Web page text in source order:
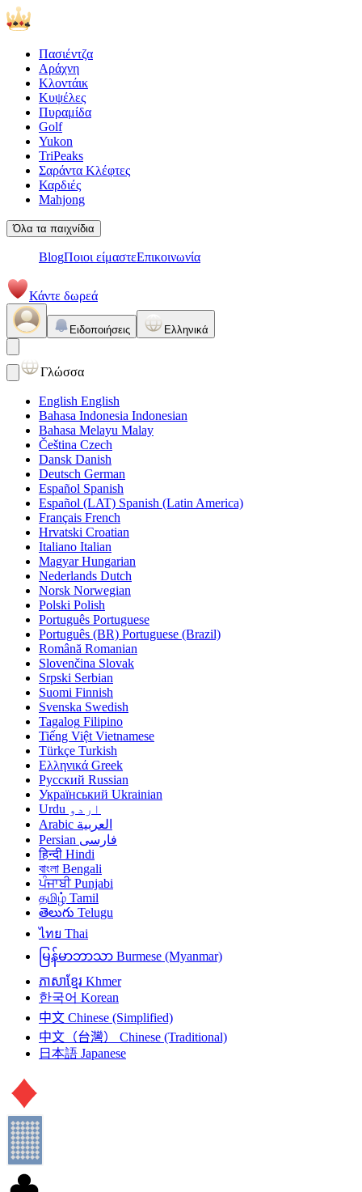
Πασιέντζα
Αράχνη
Κλοντάικ
Κυψέλες
Πυραμίδα
Golf
Yukon
TriPeaks
Σαράντα Κλέφτες
Καρδιές
Mahjong
Όλα τα παιχνίδια
BlogΠοιοι είμαστεΕπικοινωνία
Κάντε δωρεά
Ειδοποιήσεις Ελληνικά
Γλώσσα
English English
Bahasa Indonesia Indonesian
Bahasa Melayu Malay
Čeština Czech
Dansk Danish
Deutsch German
Español Spanish
Español (LAT) Spanish (Latin America)
Français French
Hrvatski Croatian
Italiano Italian
Magyar Hungarian
Nederlands Dutch
Norsk Norwegian
Polski Polish
Português Portuguese
Português (BR) Portuguese (Brazil)
Română Romanian
Slovenčina Slovak
Srpski Serbian
Suomi Finnish
Svenska Swedish
Tagalog Filipino
Tiếng Việt Vietnamese
Türkçe Turkish
Ελληνικά Greek
Русский Russian
Український Ukrainian
اردو Urdu
العربية Arabic
فارسی Persian
हिन्दी Hindi
বাংলা Bengali
ਪੰਜਾਬੀ Punjabi
தமிழ் Tamil
తెలుగు Telugu
ไทย Thai
မြန်မာဘာသာ Burmese (Myanmar)
ភាសាខ្មែរ Khmer
한국어 Korean
中文 Chinese (Simplified)
中文（台灣）
Chinese (Traditional)
日本語 Japanese